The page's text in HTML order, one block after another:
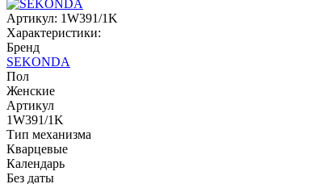
Артикул: 1W391/1K
Характеристики:
Бренд
SEKONDA
Пол
Женские
Артикул
1W391/1K
Тип механизма
Кварцевые
Календарь
Без даты